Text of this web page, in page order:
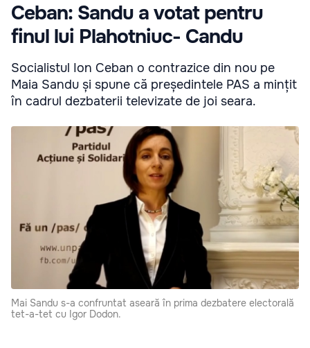
Ceban: Sandu a votat pentru
finul lui Plahotniuc- Candu
Socialistul Ion Ceban o contrazice din nou pe
Maia Sandu și spune că președintele PAS a mințit
în cadrul dezbaterii televizate de joi seara.
Mai Sandu s-a confruntat aseară în prima dezbatere electorală
tet-a-tet cu Igor Dodon.